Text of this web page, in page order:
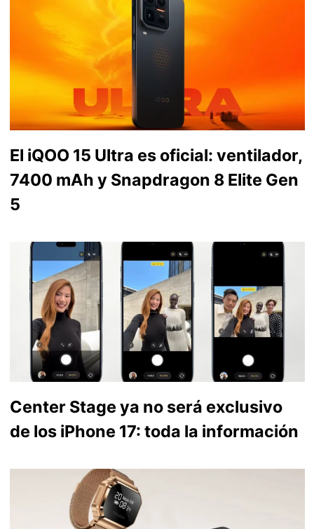
El iQOO 15 Ultra es oficial: ventilador,
7400 mAh y Snapdragon 8 Elite Gen
5
Center Stage ya no será exclusivo
de los iPhone 17: toda la información